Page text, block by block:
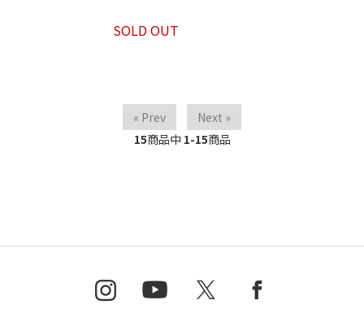
SOLD OUT
« Prev
Next »
15商品中 1-15商品